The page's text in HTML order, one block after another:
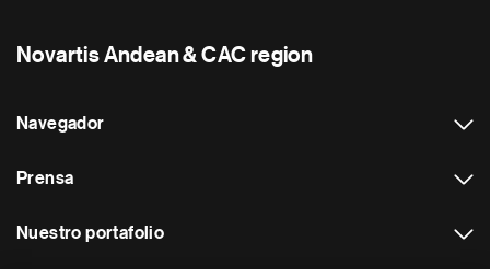
Novartis Andean & CAC region
Navegador
Prensa
Nuestro portafolio